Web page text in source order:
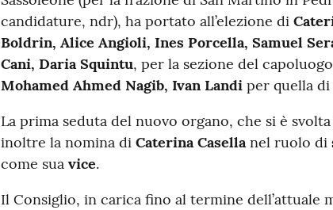
candidature, ndr), ha portato all’elezione di
Boldrin, Alice Angioli, Ines Porcella, Samuel
Cani, Daria Squintu, per la sezione del
Mohamed Ahmed Nagib, Ivan Landi per quella di
La prima seduta del nuovo organo, che si è
inoltre la nomina di Caterina Casellanel ruolo di
come sua vice.
Il Consiglio, in carica fino al termine dell’attuale